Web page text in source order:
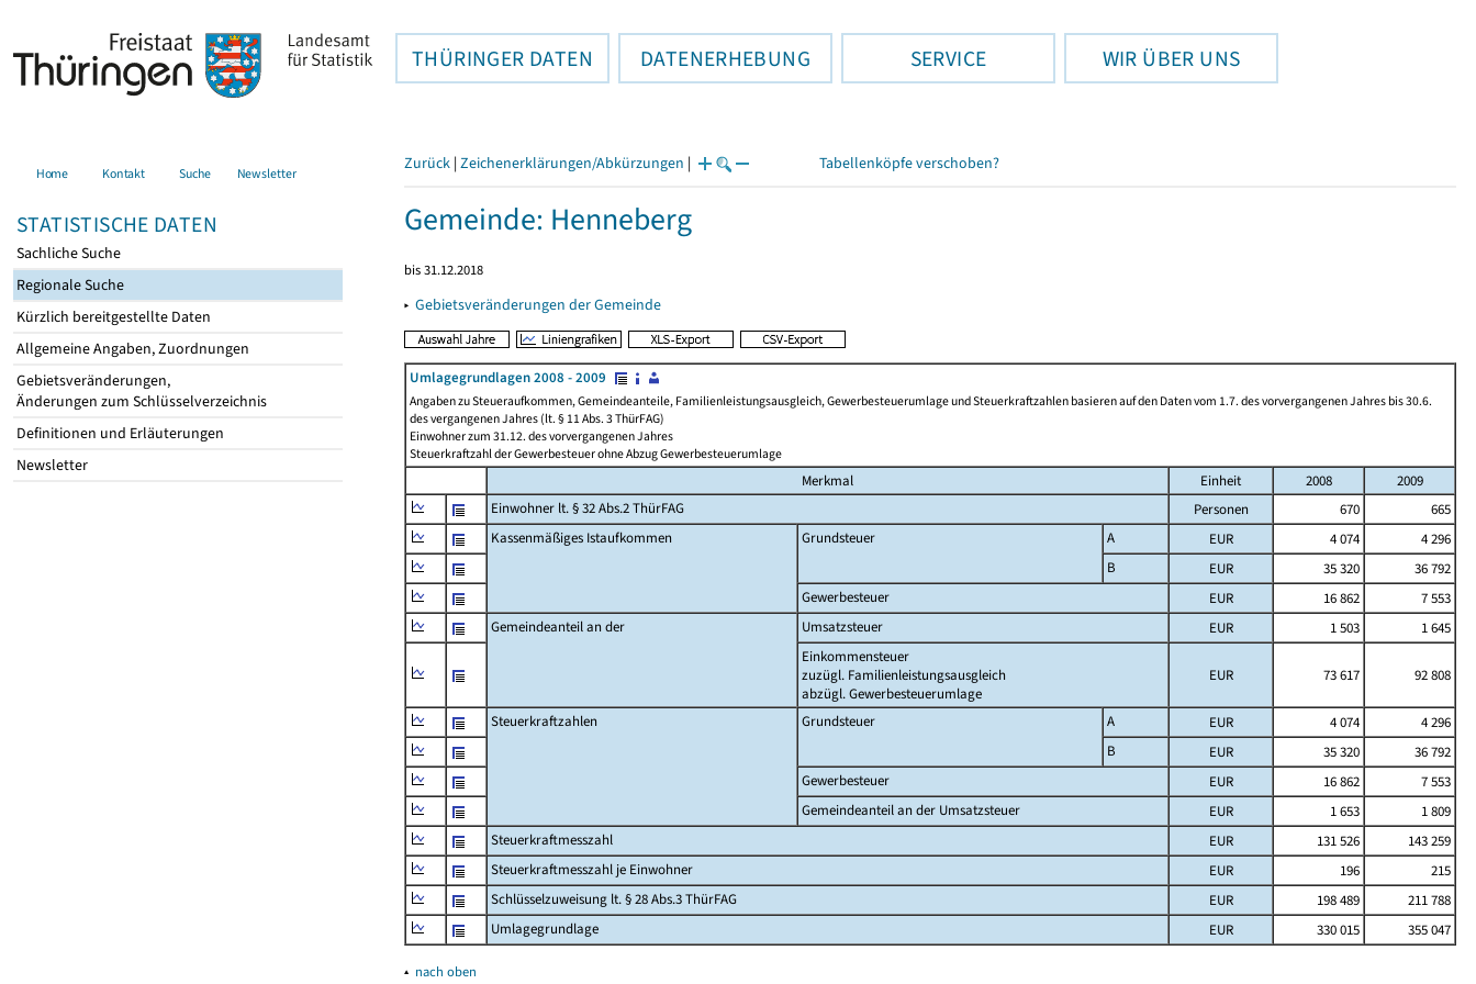
THÜRINGER DATEN DATENERHEBUNG SERVICE WIR ÜBER UNS
Home Kontakt Suche Newsletter
STATISTISCHE DATEN
Sachliche Suche
Regionale Suche
Kürzlich bereitgestellte Daten
Allgemeine Angaben, Zuordnungen
Gebietsveränderungen,
Änderungen zum Schlüsselverzeichnis
Definitionen und Erläuterungen
Newsletter
Zurück | Zeichenerklärungen/Abkürzungen | Tabellenköpfe verschoben?
Gemeinde: Henneberg
bis 31.12.2018
▸ Gebietsveränderungen der Gemeinde
Umlagegrundlagen 2008 - 2009
Angaben zu Steueraufkommen, Gemeindeanteile, Familienleistungsausgleich, Gewerbesteuerumlage und Steuerkraftzahlen basieren auf den Daten vom 1.7. des vorvergangenen Jahres bis 30.6.
des vergangenen Jahres (lt. § 11 Abs. 3 ThürFAG)
Einwohner zum 31.12. des vorvergangenen Jahres
Steuerkraftzahl der Gewerbesteuer ohne Abzug Gewerbesteuerumlage
Merkmal Einheit 2008
2009
Einwohner lt. § 32 Abs.2 ThürFAG
Personen 670
665
Kassenmäßiges Istaufkommen
Grundsteuer A EUR 4 074
4 296
B
EUR 35 320
36 792
Gewerbesteuer
EUR 16 862
7 553
Gemeindeanteil an der
Umsatzsteuer EUR 1 503
1 645
Einkommensteuer
zuzügl. Familienleistungsausgleich
abzügl. Gewerbesteuerumlage
EUR 73 617 92 808
Steuerkraftzahlen Grundsteuer A EUR 4 074
4 296
B
EUR 35 320
36 792
Gewerbesteuer
EUR 16 862
7 553
Gemeindeanteil an der Umsatzsteuer
EUR 1 653
1 809
Steuerkraftmesszahl
EUR 131 526
143 259
Steuerkraftmesszahl je Einwohner
EUR 196
215
Schlüsselzuweisung lt. § 28 Abs.3 ThürFAG
EUR 198 489
211 788
Umlagegrundlage
EUR 330 015 355 047
▴ nach oben